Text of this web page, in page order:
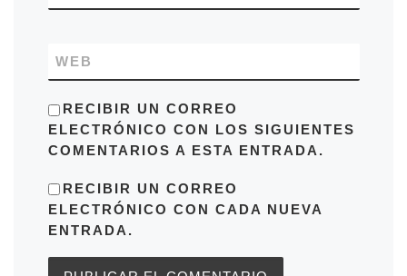
WEB
RECIBIR UN CORREO
ELECTRÓNICO CON LOS SIGUIENTES
COMENTARIOS A ESTA ENTRADA.
RECIBIR UN CORREO
ELECTRÓNICO CON CADA NUEVA
ENTRADA.